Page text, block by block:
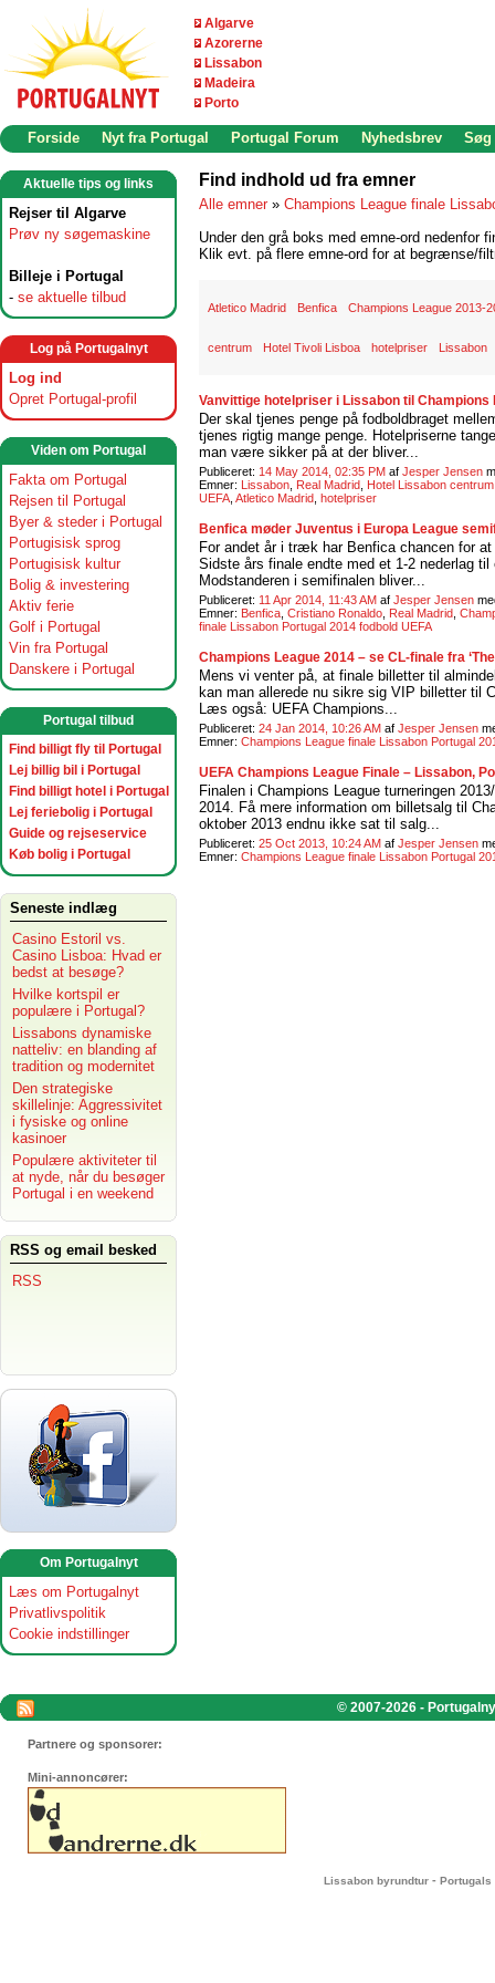
Algarve
Azorerne
Lissabon
Madeira
Porto
Forside Nyt fra Portugal Portugal Forum Nyhedsbrev Søg
Aktuelle tips og links
Rejser til Algarve
Prøv ny søgemaskine
Billeje i Portugal
- se aktuelle tilbud
Log på Portugalnyt
Log ind
Opret Portugal-profil
Viden om Portugal
Fakta om Portugal
Rejsen til Portugal
Byer & steder i Portugal
Portugisisk sprog
Portugisisk kultur
Bolig & investering
Aktiv ferie
Golf i Portugal
Vin fra Portugal
Danskere i Portugal
Portugal tilbud
Find billigt fly til Portugal
Lej billig bil i Portugal
Find billigt hotel i Portugal
Lej feriebolig i Portugal
Guide og rejseservice
Køb bolig i Portugal
Seneste indlæg
Casino Estoril vs.
Casino Lisboa: Hvad er
bedst at besøge?
Hvilke kortspil er
populære i Portugal?
Lissabons dynamiske
natteliv: en blanding af
tradition og modernitet
Den strategiske
skillelinje: Aggressivitet
i fysiske og online
kasinoer
Populære aktiviteter til
at nyde, når du besøger
Portugal i en weekend
RSS og email besked
RSS
Om Portugalnyt
Læs om Portugalnyt
Privatlivspolitik
Cookie indstillinger
Find indhold ud fra emner
Alle emner » Champions League finale
Under den grå boks med emne-ord nedenfor
Klik evt. på flere emne-ord for at begrænse/
Atletico Madrid Benfica Champions League 2013-
centrum Hotel Tivoli Lisboa hotelpriser Lissabon
Vanvittige hotelpriser i Lissabon til Champions
Der skal tjenes penge på fodboldbraget
tjenes rigtig mange penge. Hotelpriserne
man være sikker på at der bliver...
Publiceret: 14 May 2014, 02:35 PM af Jesper Jensen
Emner: Lissabon Real Madrid Hotel Lissabon centrum
UEFA Atletico Madrid hotelpriser
Benfica møder Juventus i Europa League
For andet år i træk har Benfica chancen for
Sidste års finale endte med et 1-2 nederlag
Modstanderen i semifinalen bliver...
Publiceret: 11 Apr 2014, 11:43 AM af Jesper Jensen
Emner: Benfica Cristiano Ronaldo Real Madrid
finale Lissabon Portugal 2014 fodbold UEFA
Champions League 2014 – se CL-finale fra
Mens vi venter på, at finale billetter til
kan man allerede nu sikre sig VIP billetter til
Læs også: UEFA Champions...
Publiceret: 24 Jan 2014, 10:26 AM af Jesper Jensen
Emner: Champions League finale Lissabon Portugal
UEFA Champions League Finale – Lissabon,
Finalen i Champions League turneringen
2014. Få mere information om billetsalg til
oktober 2013 endnu ikke sat til salg...
Publiceret: 25 Oct 2013, 10:24 AM af Jesper Jensen
Emner: Champions League finale Lissabon Portugal
© 2007-2026 -
Partnere og sponsorer:
Mini-annoncører:
Lissabon byrundtur - Portugals